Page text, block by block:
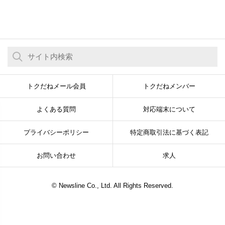
トクだねメール会員 トクだねメンバー
よくある質問 対応端末について
プライバシーポリシー 特定商取引法に基づく表記
お問い合わせ 求人
© Newsline Co., Ltd. All Rights Reserved.